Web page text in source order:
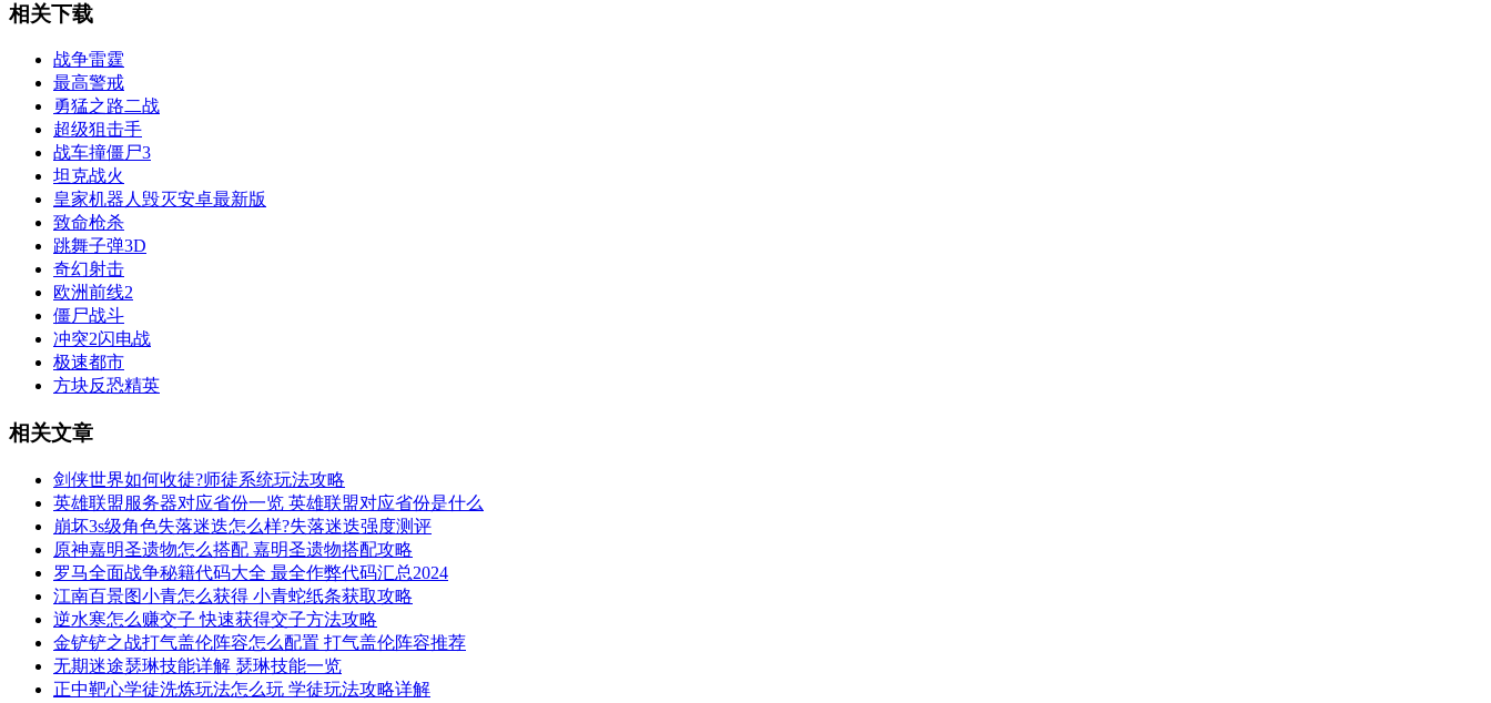
相关下载
战争雷霆
最高警戒
勇猛之路二战
超级狙击手
战车撞僵尸3
坦克战火
皇家机器人毁灭安卓最新版
致命枪杀
跳舞子弹3D
奇幻射击
欧洲前线2
僵尸战斗
冲突2闪电战
极速都市
方块反恐精英
相关文章
剑侠世界如何收徒?师徒系统玩法攻略
英雄联盟服务器对应省份一览 英雄联盟对应省份是什么
崩坏3s级角色失落迷迭怎么样?失落迷迭强度测评
原神嘉明圣遗物怎么搭配 嘉明圣遗物搭配攻略
罗马全面战争秘籍代码大全 最全作弊代码汇总2024
江南百景图小青怎么获得 小青蛇纸条获取攻略
逆水寒怎么赚交子 快速获得交子方法攻略
金铲铲之战打气盖伦阵容怎么配置 打气盖伦阵容推荐
无期迷途瑟琳技能详解 瑟琳技能一览
正中靶心学徒洗炼玩法怎么玩 学徒玩法攻略详解